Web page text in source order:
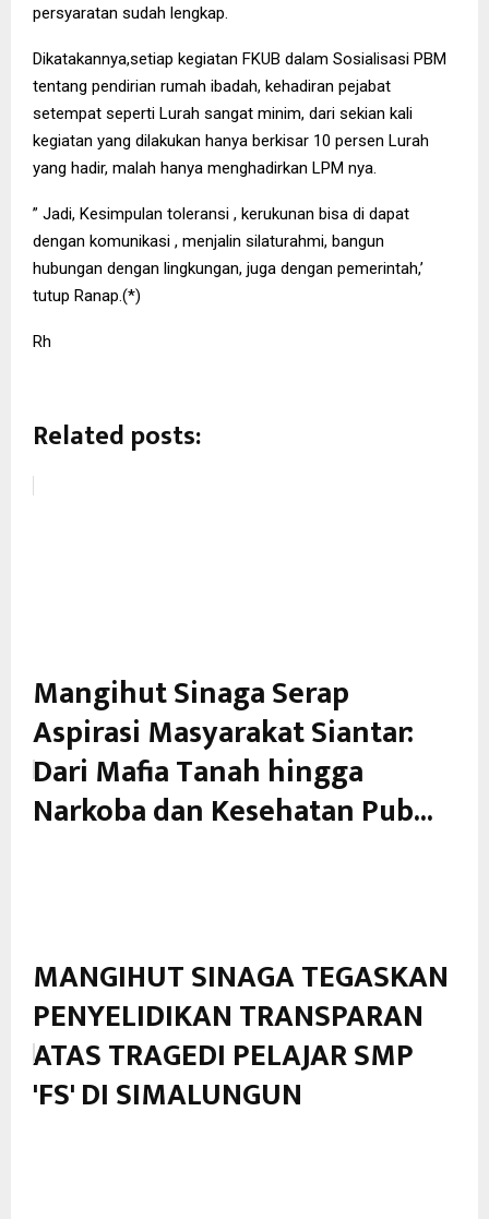
persyaratan sudah lengkap.
Dikatakannya,setiap kegiatan FKUB dalam Sosialisasi PBM
tentang pendirian rumah ibadah, kehadiran pejabat
setempat seperti Lurah sangat minim, dari sekian kali
kegiatan yang dilakukan hanya berkisar 10 persen Lurah
yang hadir, malah hanya menghadirkan LPM nya.
” Jadi, Kesimpulan toleransi , kerukunan bisa di dapat
dengan komunikasi , menjalin silaturahmi, bangun
hubungan dengan lingkungan, juga dengan pemerintah,’
tutup Ranap.(*)
Rh
Related posts:
Mangihut Sinaga Serap
Aspirasi Masyarakat Siantar:
Dari Mafia Tanah hingga
Narkoba dan Kesehatan Pub...
MANGIHUT SINAGA TEGASKAN
PENYELIDIKAN TRANSPARAN
ATAS TRAGEDI PELAJAR SMP
'FS' DI SIMALUNGUN